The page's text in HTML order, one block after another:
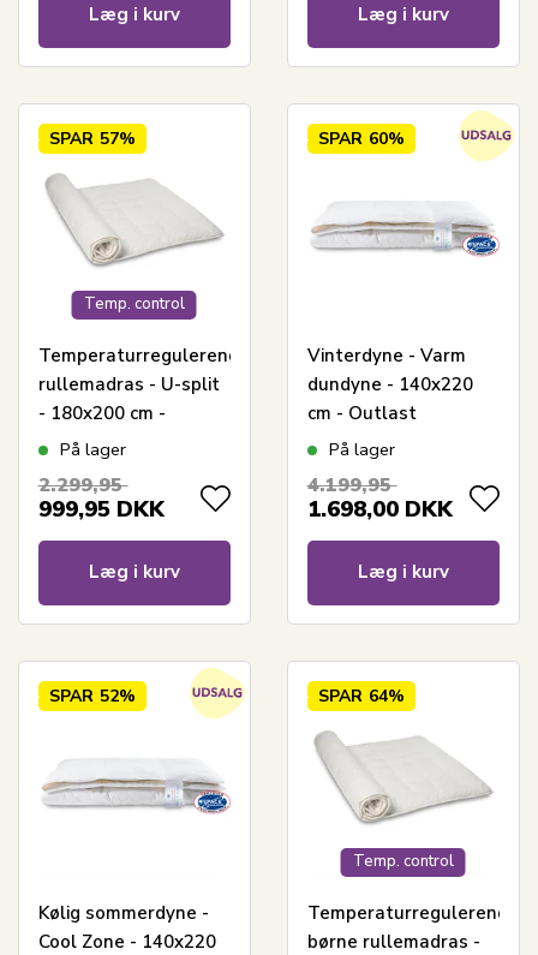
Læg i kurv
Control
Læg i kurv
Temp. control
SPAR 57%
Temperaturregulerende
rullemadras - U-split
- 180x200 cm -
Rullemadras til
Madrasbeskyttende
rullemadras - Cool
Control
På lager
2.299,95
999,95 DKK
Læg i kurv
SPAR 60%
Vinterdyne - Varm
dundyne - 140x220
cm - Outlast
technology dyne -
Temperature Control
På lager
4.199,95
1.698,00 DKK
Læg i kurv
SPAR 52%
Kølig sommerdyne -
Cool Zone - 140x220
Temp. control
SPAR 64%
Temperaturregulerende
børne rullemadras -